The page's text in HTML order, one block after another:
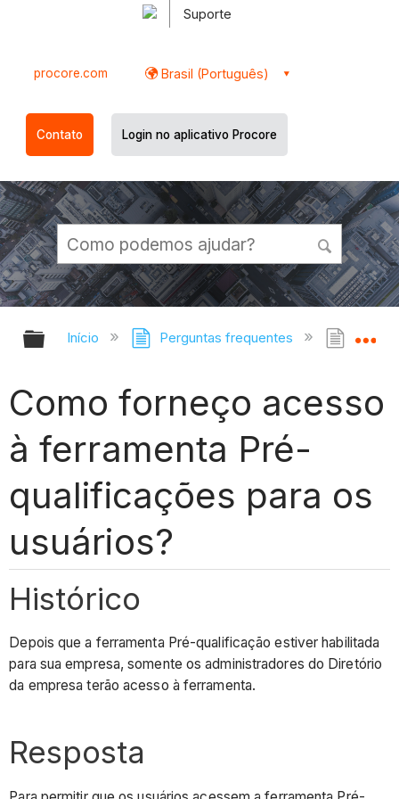
Suporte
procore.com Brasil (Português)
Contato Login no aplicativo Procore
Expandir/recolher hierarquia
Início Perguntas frequentes
Como forneço acesso
à ferramenta Pré-
qualificações para os
usuários?
Histórico
Depois que a ferramenta Pré-qualificação estiver habilitada
para sua empresa, somente os administradores do Diretório
da empresa terão acesso à ferramenta.
Resposta